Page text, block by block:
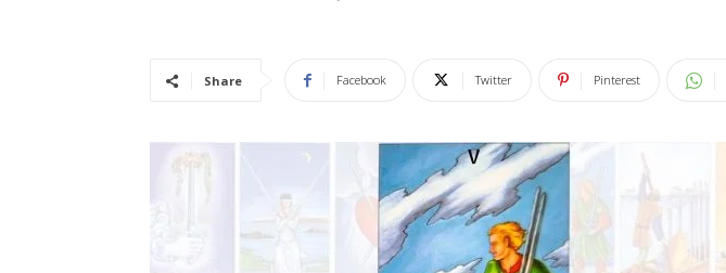
Share Facebook Twitter Pinterest